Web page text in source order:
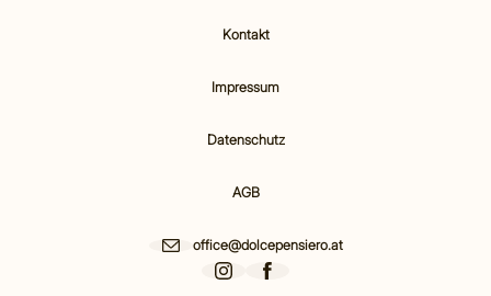
Kontakt
Impressum
Datenschutz
AGB
office@dolcepensiero.at